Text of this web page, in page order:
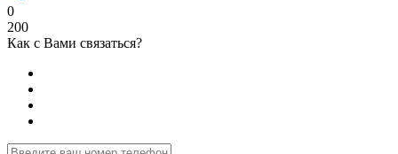
0
200
Как с Вами связаться?